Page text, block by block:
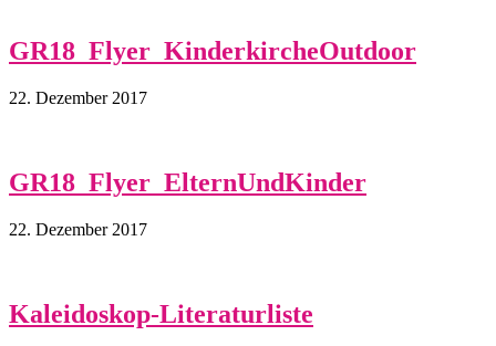
GR18_Flyer_KinderkircheOutdoor
22. Dezember 2017
GR18_Flyer_ElternUndKinder
22. Dezember 2017
Kaleidoskop-Literaturliste